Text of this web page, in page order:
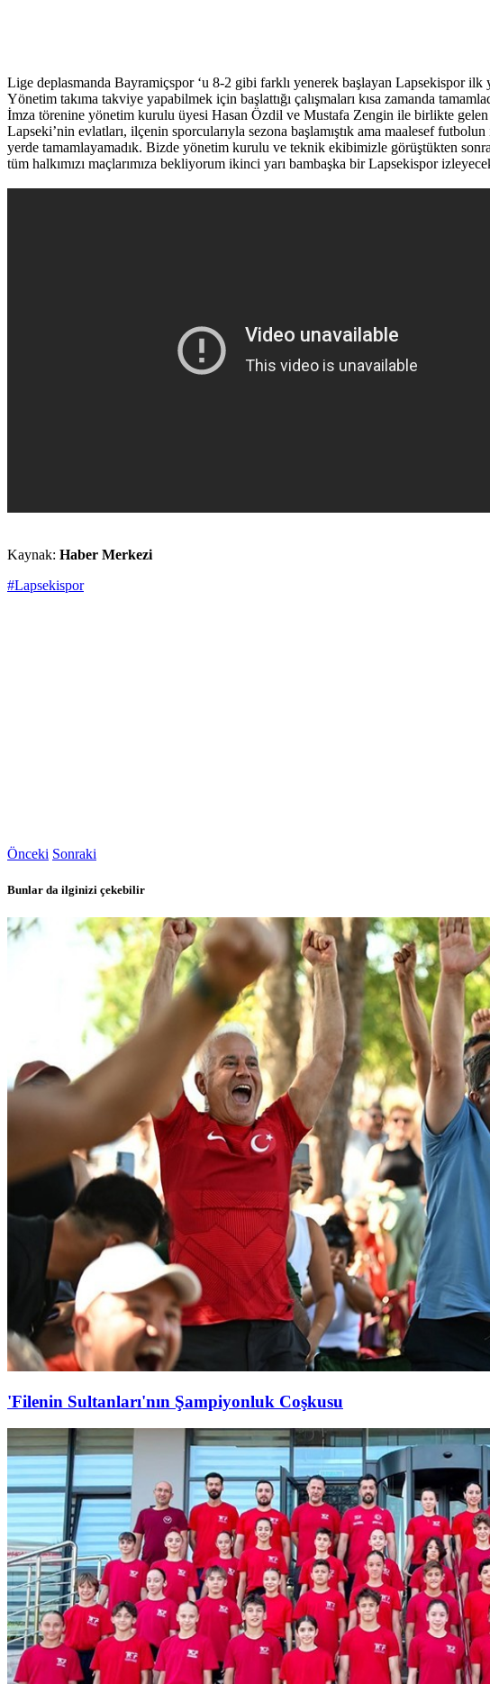
Lige deplasmanda Bayramiçspor ‘u 8-2 gibi farklı yenerek başlayan Lapsekispor ilk
Yönetim takıma takviye yapabilmek için başlattığı çalışmaları kısa zamanda
İmza törenine yönetim kurulu üyesi Hasan Özdil ve Mustafa Zengin ile birlikte gelen
Lapseki’nin evlatları, ilçenin sporcularıyla sezona başlamıştık ama maalesef
yerde tamamlayamadık. Bizde yönetim kurulu ve teknik ekibimizle görüştükten
tüm halkımızı maçlarımıza bekliyorum ikinci yarı bambaşka bir Lapsekispor
Kaynak: Haber Merkezi
#Lapsekispor
Önceki Sonraki
Bunlar da ilginizi çekebilir
'Filenin Sultanları'nın Şampiyonluk Coşkusu